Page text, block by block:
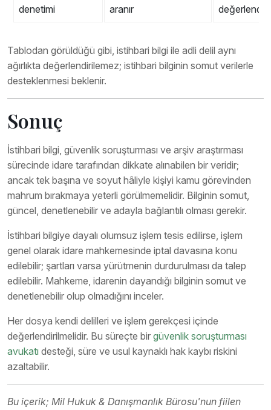
denetimi
aranır
Tablodan görüldüğü gibi, istihbari bilgi ile adli delil aynı
ağırlıkta değerlendirilemez; istihbari bilginin somut verilerle
desteklenmesi beklenir.
Sonuç
İstihbari bilgi, güvenlik soruşturması ve arşiv araştırması
sürecinde idare tarafından dikkate alınabilen bir veridir;
ancak tek başına ve soyut hâliyle kişiyi kamu görevinden
mahrum bırakmaya yeterli görülmemelidir. Bilginin somut,
güncel, denetlenebilir ve adayla bağlantılı olması gerekir.
İstihbari bilgiye dayalı olumsuz işlem tesis edilirse, işlem
genel olarak idare mahkemesinde iptal davasına konu
edilebilir; şartları varsa yürütmenin durdurulması da talep
edilebilir. Mahkeme, idarenin dayandığı bilginin somut ve
denetlenebilir olup olmadığını inceler.
Her dosya kendi delilleri ve işlem gerekçesi içinde
değerlendirilmelidir. Bu süreçte bir güvenlik soruşturması
avukatı desteği, süre ve usul kaynaklı hak kaybı riskini
azaltabilir.
Bu içerik; Mil Hukuk & Danışmanlık Bürosu'nun fiilen